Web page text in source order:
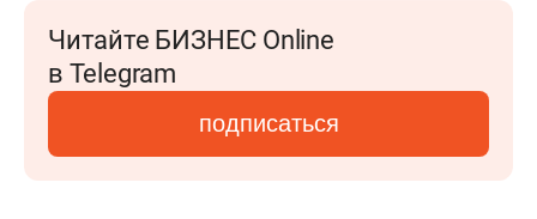
Читайте БИЗНЕС Online
в Telegram
подписаться